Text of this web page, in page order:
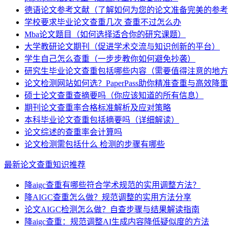
德语论文参考文献（了解如何为您的论文准备完美的参考
学校要求毕业论文查重几次 查重不过怎么办
Mba论文题目（如何选择适合你的研究课题）
大学教研论文期刊（促进学术交流与知识创新的平台）
学生自己怎么查重（一步步教你如何避免抄袭）
研究生毕业论文查重包括哪些内容（需要值得注意的地方
论文检测网站如何选？PaperPass助你精准查重与高效降重
硕士论文查重查摘要吗（你应该知道的所有信息）
期刊论文查重率合格标准解析及应对策略
本科毕业论文查重包括摘要吗（详细解读）
论文综述的查重率会计算吗
论文检测需包括什么 检测的步骤有哪些
最新论文查重知识推荐
降aigc查重有哪些符合学术规范的实用调整方法？
降AIGC查重怎么做？规范调整的实用方法分享
论文AIGC检测怎么做？自查步骤与结果解读指南
降aigc查重：规范调整AI生成内容降低疑似度的方法